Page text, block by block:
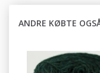
ANDRE KØBTE